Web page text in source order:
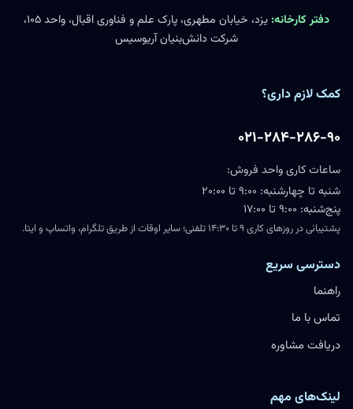
دفتر کارخانه:
یزد، خیابان مطهری، پارک علم و فناوری اقبال، واحد ۱۰۵،
شرکت دانش‌بنیان آریوسیس
کمک لازم داری؟
۰۲۱-۲۸۴-۲۸۶-۹۰
ساعات کاری واحد فروش:
شنبه تا چهارشنبه: ۹:۰۰ تا ۲۰:۰۰
پنج‌شنبه: ۹:۰۰ تا ۱۷:۰۰
پشتیبانی در روزهای کاری ۹ تا ۱۴:۳۰ تلفنی؛ سایر اوقات از طریق تلگرام، واتساپ و ایتا.
دسترسی سریع
راهنما
تماس با ما
دریافت مشاوره
لینک‌های مهم